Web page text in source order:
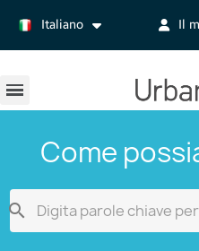
Italiano Il
Come
